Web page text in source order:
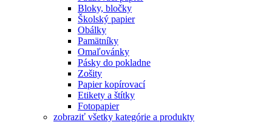
Bloky, bločky
Školský papier
Obálky
Pamätníky
Omaľovánky
Pásky do pokladne
Zošity
Papier kopírovací
Etikety a štítky
Fotopapier
zobraziť všetky kategórie a produkty